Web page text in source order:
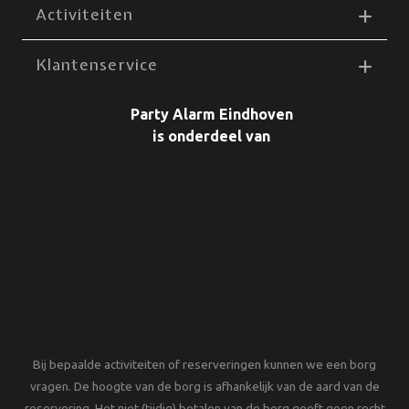
Activiteiten
Klantenservice
Party Alarm Eindhoven
is onderdeel van
Bij bepaalde activiteiten of reserveringen kunnen we een borg
vragen. De hoogte van de borg is afhankelijk van de aard van de